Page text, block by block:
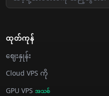
ထုတ်ကုန်
ဈေးနှုန်း
Cloud VPS ကို
GPU VPS အသစ်